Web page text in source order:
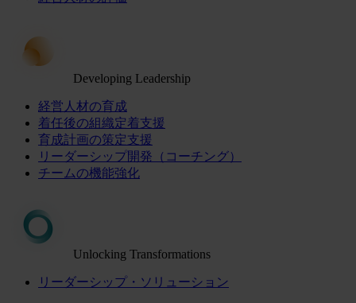
Developing Leadership
経営人材の育成
着任後の組織定着支援
育成計画の策定支援
リーダーシップ開発（コーチング）
チームの機能強化
Unlocking Transformations
リーダーシップ・ソリューション